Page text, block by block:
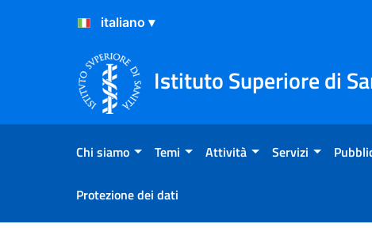
Salta al Contenuto
Salta al Footer
Istituto Superiore di
Chi siamo Temi Attività Servizi
Protezione dei dati